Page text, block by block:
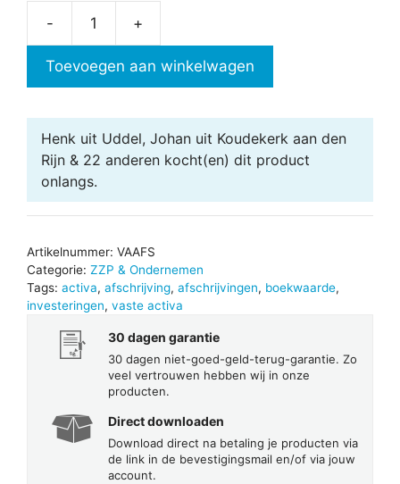
-
en
aantal
+
Toevoegen aan winkelwagen
Henk uit Uddel, Johan uit Koudekerk aan den
Rijn & 22 anderen kocht(en) dit product
onlangs.
Artikelnummer: VAAFS
Categorie: ZZP & Ondernemen
Tags: activa, afschrijving, afschrijvingen, boekwaarde,
investeringen, vaste activa
30 dagen garantie
30 dagen niet-goed-geld-terug-garantie. Zo
veel vertrouwen hebben wij in onze
producten.
Direct downloaden
Download direct na betaling je producten via
de link in de bevestigingsmail en/of via jouw
account.